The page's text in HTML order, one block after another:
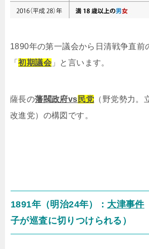
1890年の第一議会から日清戦争直前
「初期議会 」と言います。
薩長の藩閥政府vs 民党 （野党勢力。
改進党）の構図です。
1891年（明治24年）： 大津事件
子が巡査に切りつけられる）